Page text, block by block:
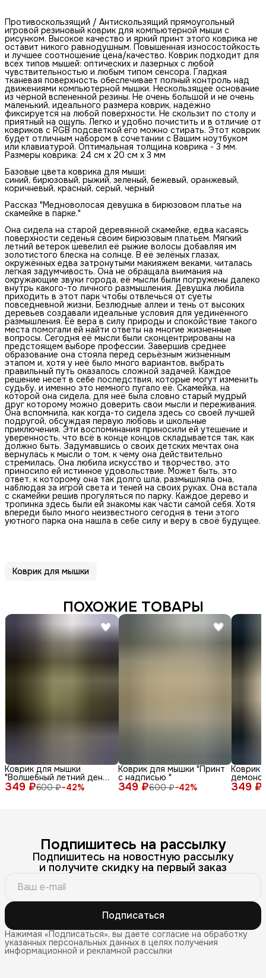
Противоскользящий / Антискользящий прямоугольный
игровой резиновый коврик для компьютерной мыши с
рисунком. Высокое качество и яркий принт этого коврика не
оставит никого равнодушным. Повышенная износостойкость
и лучшее соотношение цена/качество. Коврик подходит для
всех типов мышей: оптических и лазерных с любой
чувствительностью и любым типом сенсора. Гладкая
тканевая поверхность обеспечивает полный контроль над
движениями компьютерной мышки. Нескользящее основание
из чёрной вспененной резины. Не очень большой и не очень
маленький, идеального размера коврик, надёжно
фиксируется на любой поверхности. Не скользит по столу и
приятный на ощупь. Легко и удобно почистить и в отличие от
ковриков с RGB подсветкой его можно стирать. Этот коврик
будет отличным набором в сочетании с Вашим ноутбуком
или клавиатурой. Оптимальная толщина коврика - 3 мм.
Размеры коврика: 24 см x 20 см x 3 мм
Базовые цвета коврика для мыши:
синий, бирюзовый, рыжий, зеленый, бежевый, оранжевый,
коричневый, красный, серый, черный
Рассказ "Медноволосая девушка в бирюзовом платье на
скамейке в парке."
Она сидела на старой деревянной скамейке, едва касаясь
поверхности седенья своим бирюзовым платьем. Мягкий
летний ветерок шевелил её рыжие волосы добавляя им
золотистого блеска на солнце. В её зелёных глазах,
окружённых едва затронутыми макияжем веками, читалась
легкая задумчивость. Она не обращала внимания на
окружающие звуки города, её мысли были погружены далеко
внутрь какого-то личного размышления. Девушка любила
приходить в этот парк чтобы отвлечься от суеты
повседневной жизни. Безлюдные аллеи и тень от высоких
деревьев создавали идеальные условия для уединённого
размышления. Её вера в силу природы и спокойствие такого
места помогали ей найти ответы на многие жизненные
вопросы. Сегодня её мысли были сконцентрированы на
предстоящем выборе профессии. Завершив среднее
образование она стояла перед серьёзным жизненным
этапом и, хотя у неё было много вариантов, выбрать
правильный путь оказалось сложной задачей. Каждое
решение несет в себе последствия, которые могут изменить
судьбу, и именно это немного пугало её. Скамейка, на
которой она сидела, для неё была словно старый мудрый
друг которому можно доверить свои мысли и переживания.
Она вспомнила, как когда-то сидела здесь со своей лучшей
подругой, обсуждая первую любовь и школьные
приключения. Эти воспоминания приносили ей утешение и
уверенность, что всё в конце концов складывается так, как
должно быть. Задумавшись о своих детских мечтах она
вернулась к мысли о том, к чему она действительно
стремилась. Она любила искусство и творчество, это
приносило ей истинное удовольствие. Может быть, это
ответ, к которому она так долго шла, размышляла она,
наблюдая за игрой света и теней на своих руках. Она встала
с скамейки решив прогуляться по парку. Каждое дерево и
тропинка здесь были ей знакомы как части самой себя. Хотя
впереди было много неизвестного сегодня в тени этого
уютного парка она нашла в себе силу и веру в своё будущее.
Коврик для мышки
ПОХОЖИЕ ТОВАРЫ
349 ₽600 ₽−42%
Коврик для мышки
"Волшебный летний день
с енотом среди ромашек
и бабочек"
349 ₽600 ₽−42%
Коврик для мышки "Принт
с надписью "
349 ₽
Коврик
лица и
Подпишитесь на рассылку
Подпишитесь на новостную рассылку
и получите скидку на первый заказ
Подписаться
Нажимая «Подписаться», вы даете согласие на обработку
указанных персональных данных в целях получения
информационной и рекламной рассылки